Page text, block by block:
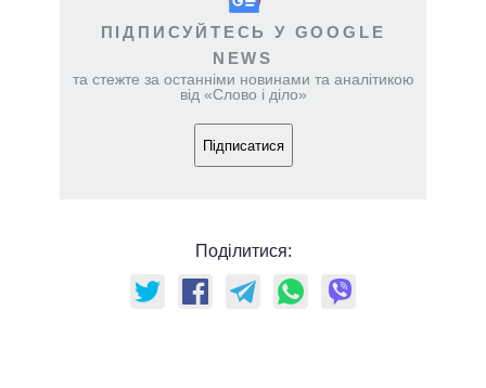
ПІДПИСУЙТЕСЬ У GOOGLE
NEWS
та стежте за останніми новинами та аналітикою
від «Слово і діло»
Підписатися
Поділитися: